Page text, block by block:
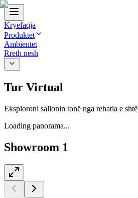
Kryefaqja
Produktet
Ambientet
Rreth nesh
Tur Virtual
Eksploroni sallonin tonë nga rehatia e
Loading panorama...
Showroom 1